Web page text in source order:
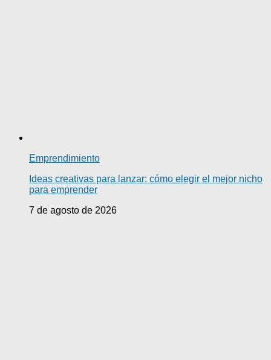
Emprendimiento
Ideas creativas para lanzar: cómo elegir el mejor nicho
para emprender
7 de agosto de 2026